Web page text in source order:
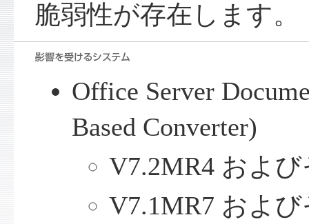
脆弱性が存在します。
Office Server
Based Converter)
V7.2MR4 およ
V7.1MR7 およ